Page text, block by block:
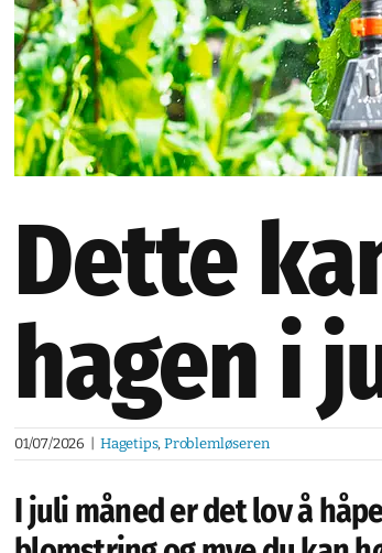
Dette
hagen i
01/07/2026 Hagetips,Problemløseren
I juli måned er det lov å